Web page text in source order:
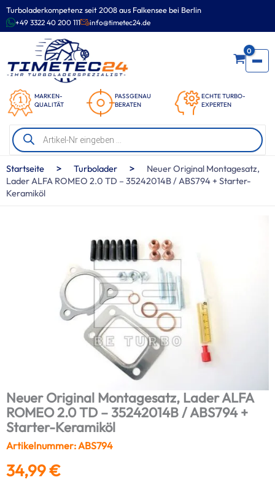
Turboladerkompetenz seit 2008 aus Falkensee bei Berlin
+49 3322 40 200 111 info@timetec24.de
MARKEN-
QUALITÄT
PASSGENAU
BERATEN
ECHTE TURBO-
EXPERTEN
0
Products
search
Zum
Inhalt
springen
Startseite > Turbolader >
Neuer Original Montagesatz,
Lader ALFA ROMEO 2.0 TD – 35242014B / ABS794 + Starter-
Keramiköl
Neuer Original Montagesatz, Lader ALFA
ROMEO 2.0 TD – 35242014B / ABS794 +
Starter-Keramiköl
Artikelnummer: ABS794
34,99€